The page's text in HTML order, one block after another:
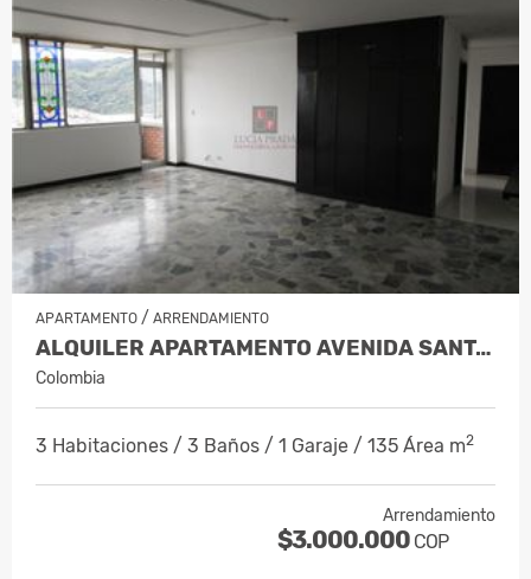
APARTAMENTO / ARRENDAMIENTO
ALQUILER APARTAMENTO AVENIDA SANTAND…
Colombia
3 Habitaciones / 3 Baños / 1 Garaje / 135 Área m2
Arrendamiento
$3.000.000 COP